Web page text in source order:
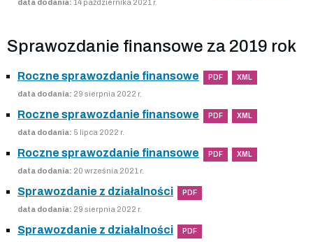
data dodania: 14 października 2021 r.
Sprawozdanie finansowe za 2019 rok
Roczne sprawozdanie finansowe PDF XML
data dodania: 29 sierpnia 2022 r.
Roczne sprawozdanie finansowe PDF XML
data dodania: 5 lipca 2022 r.
Roczne sprawozdanie finansowe PDF XML
data dodania: 20 września 2021 r.
Sprawozdanie z działalności PDF
data dodania: 29 sierpnia 2022 r.
Sprawozdanie z działalności PDF